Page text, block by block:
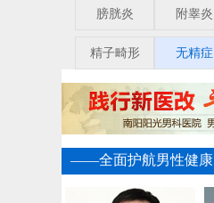
膀胱炎 附睾炎
精子畸形 无精症
——全面护航男性健康